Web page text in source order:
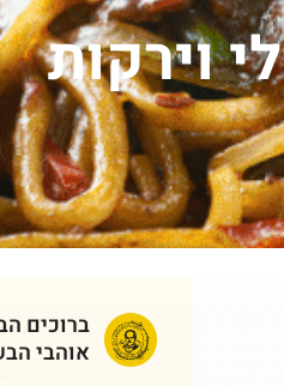
וירקות
ברוכים
אוהבי